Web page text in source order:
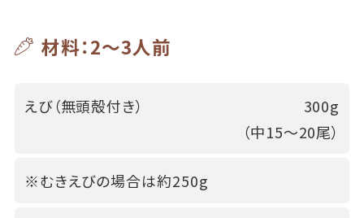
材料：2～3人前
えび（無頭殻付き）
300g
（中15～20尾）
※むきえびの場合は約250g